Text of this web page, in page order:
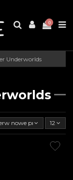
0
Underworlds
nowe produkty12